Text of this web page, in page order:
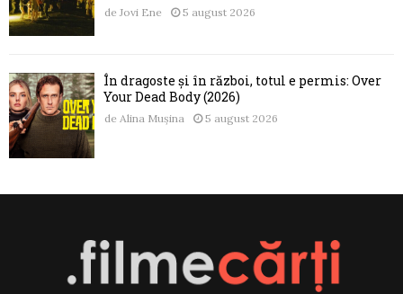
de Jovi Ene 5 august 2026
În dragoste și în război, totul e permis: Over
Your Dead Body (2026)
de Alina Mușina 5 august 2026